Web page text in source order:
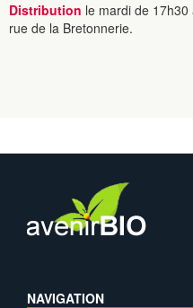
Distribution le mardi de
rue de la Bretonnerie.
NAVIGATION